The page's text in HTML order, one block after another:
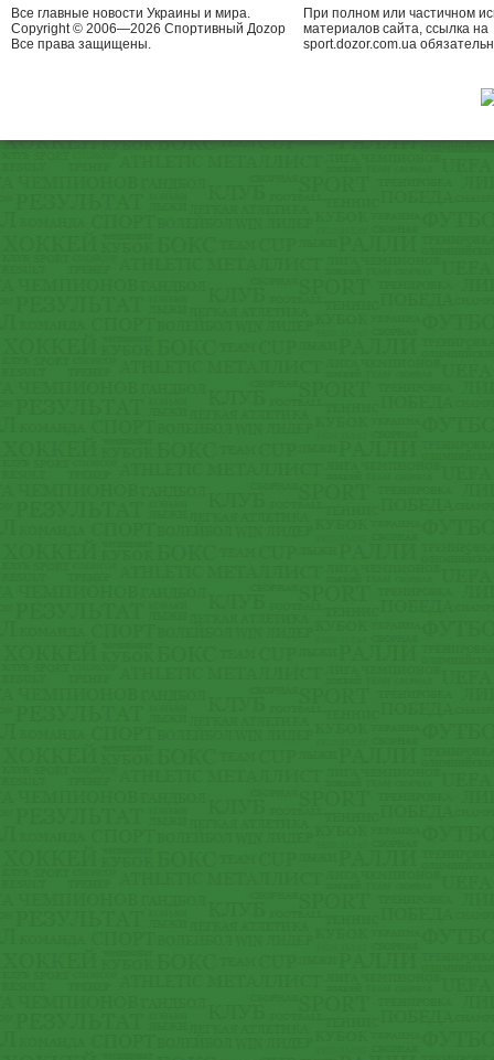
Все главные новости Украины и мира.
Copyright © 2006—2026 Спортивный Доzор
Все права защищены.
При полном или частичном
материалов сайта, ссылка на
sport.dozor.com.ua